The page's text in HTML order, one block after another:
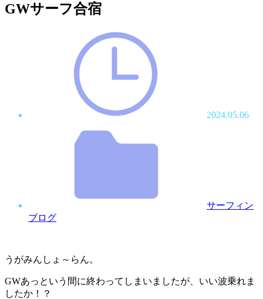
GWサーフ合宿
2024.05.06
サーフィン
ブログ
うがみんしょ～らん。
GWあっという間に終わってしまいましたが、いい波乗れま
したか！？